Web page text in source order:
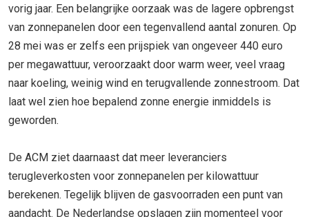
vorig jaar. Een belangrijke oorzaak was de lagere opbrengst
van zonnepanelen door een tegenvallend aantal zonuren. Op
28 mei was er zelfs een prijspiek van ongeveer 440 euro
per megawattuur, veroorzaakt door warm weer, veel vraag
naar koeling, weinig wind en terugvallende zonnestroom. Dat
laat wel zien hoe bepalend zonne energie inmiddels is
geworden.
De ACM ziet daarnaast dat meer leveranciers
terugleverkosten voor zonnepanelen per kilowattuur
berekenen. Tegelijk blijven de gasvoorraden een punt van
aandacht. De Nederlandse opslagen zijn momenteel voor